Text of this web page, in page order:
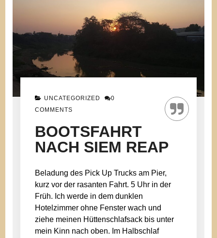
UNCATEGORIZED
0
COMMENTS
BOOTSFAHRT
NACH SIEM REAP
Beladung des Pick Up Trucks am Pier,
kurz vor der rasanten Fahrt. 5 Uhr in der
Früh. Ich werde in dem dunklen
Hotelzimmer ohne Fenster wach und
ziehe meinen Hüttenschlafsack bis unter
mein Kinn nach oben. Im Halbschlaf